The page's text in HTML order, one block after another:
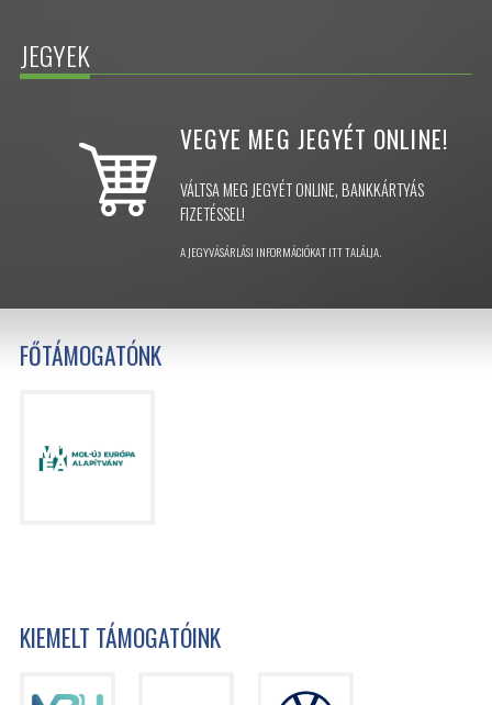
JEGYEK
VEGYE MEG JEGYÉT ONLINE!
VÁLTSA MEG JEGYÉT ONLINE, BANKKÁRTYÁS
FIZETÉSSEL!
A JEGYVÁSÁRLÁSI INFORMÁCIÓKAT ITT TALÁLJA.
FŐTÁMOGATÓNK
KIEMELT TÁMOGATÓINK